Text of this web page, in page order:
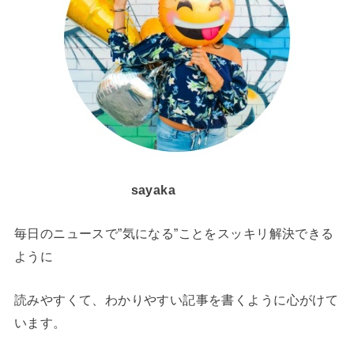
sayaka
毎日のニュースで”気になる”ことをスッキリ解決できる
ように
読みやすくて、わかりやすい記事を書くように心がけて
います。